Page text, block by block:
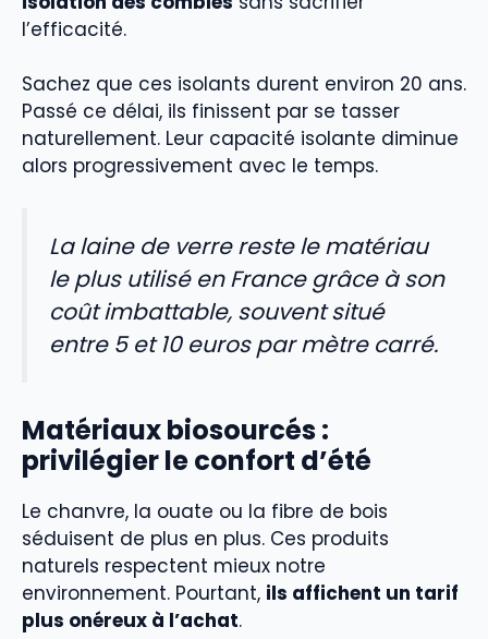
l’efficacité.
Sachez que ces isolants durent environ 20 ans.
Passé ce délai, ils finissent par se tasser
naturellement. Leur capacité isolante diminue
alors progressivement avec le temps.
La laine de verre reste le matériau
le plus utilisé en France grâce à son
coût imbattable, souvent situé
entre 5 et 10 euros par mètre carré.
Matériaux biosourcés :
privilégier le confort d’été
Le chanvre, la ouate ou la fibre de bois
séduisent de plus en plus. Ces produits
naturels respectent mieux notre
environnement. Pourtant, ils affichent un tarif
plus onéreux à l’achat.